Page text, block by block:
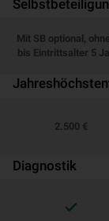
Mit SB optional,
bis Eintrittsalter 5
2.500 €
Diagnostik